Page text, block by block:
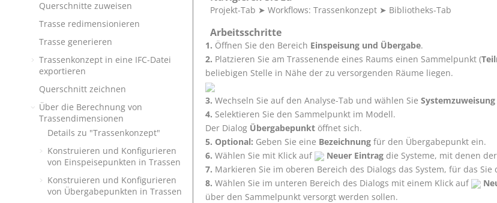
Querschnitte zuweisen
Trasse redimensionieren
Trasse generieren
Trassenkonzept in eine IFC-Datei
exportieren
Querschnitt zeichnen
Über die Berechnung von
Trassendimensionen
Details zu "Trassenkonzept"
Konstruieren und Konfigurieren
von Einspeisepunkten in Trassen
Konstruieren und Konfigurieren
von Übergabepunkten in Trassen
Projekt-Tab ➤ Workflows: Trassenkonzept ➤ Bibliotheks-Tab
Arbeitsschritte
Öffnen Sie den Bereich Einspeisung und Übergabe.
Platzieren Sie am Trassenende eines Raums einen Sammelpunkt (
beliebigen Stelle in Nähe der zu versorgenden Räume liegen.
Wechseln Sie auf den Analyse-Tab und wählen Sie Systemzuweisung
Selektieren Sie den Sammelpunkt im Modell.
Der Dialog Übergabepunkt öffnet sich.
Optional: Geben Sie eine Bezeichnung für den Übergabepunkt ein.
Wählen Sie mit Klick auf
Neuer Eintrag die Systeme, mit denen
Markieren Sie im oberen Bereich des Dialogs das System, für das
Wählen Sie im unteren Bereich des Dialogs mit einem Klick auf
über den Sammelpunkt versorgt werden sollen.